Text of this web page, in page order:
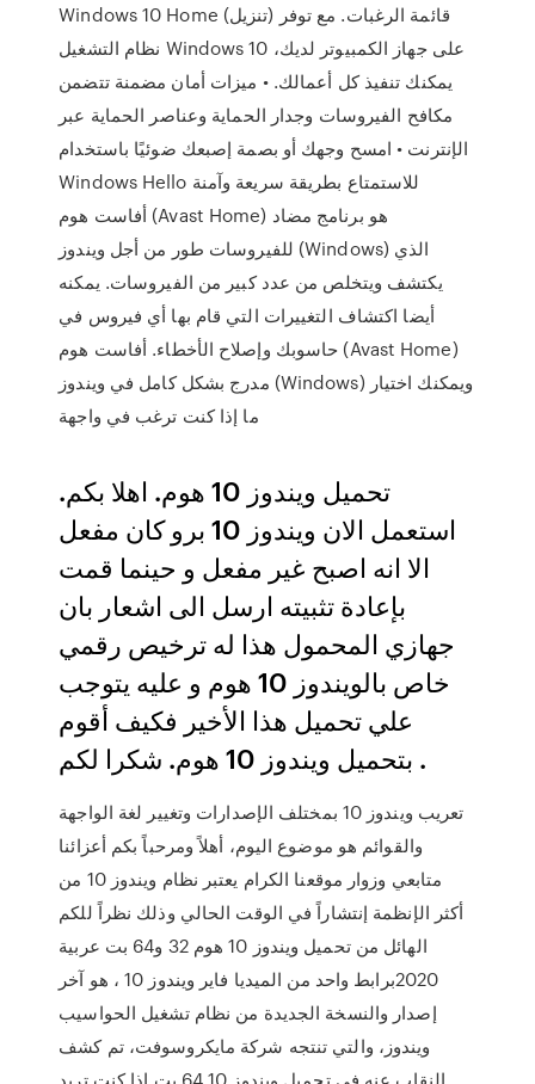
Windows 10 Home (تنزيل) قائمة الرغبات. مع توفر
نظام التشغيل Windows 10 على جهاز الكمبيوتر لديك،
يمكنك تنفيذ كل أعمالك. • ميزات أمان مضمنة تتضمن
مكافح الفيروسات وجدار الحماية وعناصر الحماية عبر
الإنترنت • امسح وجهك أو بصمة إصبعك ضوئيًا باستخدام
Windows Hello للاستمتاع بطريقة سريعة وآمنة
أفاست هوم (Avast Home) هو برنامج مضاد
للفيروسات طور من أجل ويندوز (Windows) الذي
يكتشف ويتخلص من عدد كبير من الفيروسات. يمكنه
أيضا اكتشاف التغييرات التي قام بها أي فيروس في
حاسوبك وإصلاح الأخطاء. أفاست هوم (Avast Home)
مدرج بشكل كامل في ويندوز (Windows) ويمكنك اختيار
ما إذا كنت ترغب في واجهة
تحميل ويندوز 10 هوم. اهلا بكم.
استعمل الان ويندوز 10 برو كان مفعل
الا انه اصبح غير مفعل و حينما قمت
بإعادة تثبيته ارسل الى اشعار بان
جهازي المحمول هذا له ترخيص رقمي
خاص بالويندوز 10 هوم و عليه يتوجب
علي تحميل هذا الأخير فكيف أقوم
بتحميل ويندوز 10 هوم. شكرا لكم .
تعريب ويندوز 10 بمختلف الإصدارات وتغيير لغة الواجهة
والقوائم هو موضوع اليوم، أهلاً ومرحباً بكم أعزائنا
متابعي وزوار موقعنا الكرام يعتبر نظام ويندوز 10 من
أكثر الإنظمة إنتشاراً في الوقت الحالي وذلك نظراً للكم
الهائل من تحميل ويندوز 10 هوم 32 و64 بت عربية
2020برابط واحد من الميديا فاير ويندوز 10 ‏، هو آخر
إصدار والنسخة الجديدة من نظام تشغيل الحواسيب
ويندوز، والتي تنتجه شركة مايكروسوفت، تم كشف
النقاب عنه في تحميل ويندوز 10 64 بت إذا كنت تريد